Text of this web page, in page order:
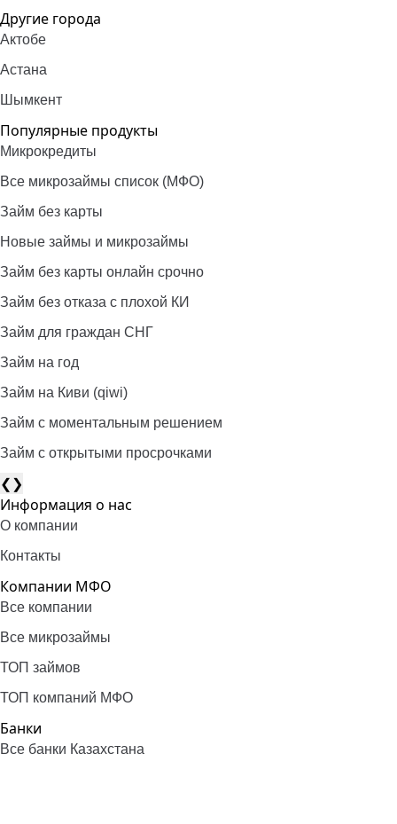
Другие города
Актобе
Астана
Шымкент
Популярные продукты
Микрокредиты
Все микрозаймы список (МФО)
Займ без карты
Новые займы и микрозаймы
Займ без карты онлайн срочно
Займ без отказа с плохой КИ
Займ для граждан СНГ
Займ на год
Займ на Киви (qiwi)
Займ c моментальным решением
Займ с открытыми просрочками
❮❯
Информация о нас
О компании
Контакты
Компании МФО
Все компании
Все микрозаймы
ТОП займов
ТОП компаний МФО
Банки
Все банки Казахстана